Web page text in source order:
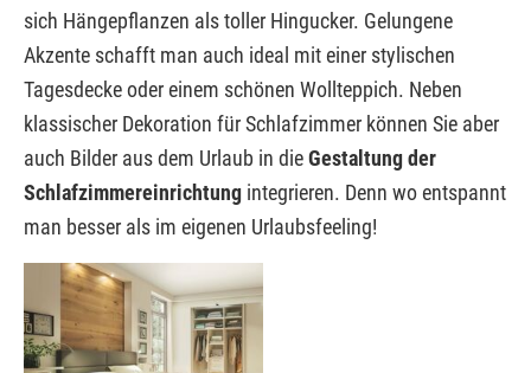
sich Hängepflanzen als toller Hingucker. Gelungene
Akzente schafft man auch ideal mit einer stylischen
Tagesdecke oder einem schönen Wollteppich. Neben
klassischer Dekoration für Schlafzimmer können Sie aber
auch Bilder aus dem Urlaub in dieGestaltung der
Schlafzimmereinrichtung integrieren. Denn wo entspannt
man besser als im eigenen Urlaubsfeeling!